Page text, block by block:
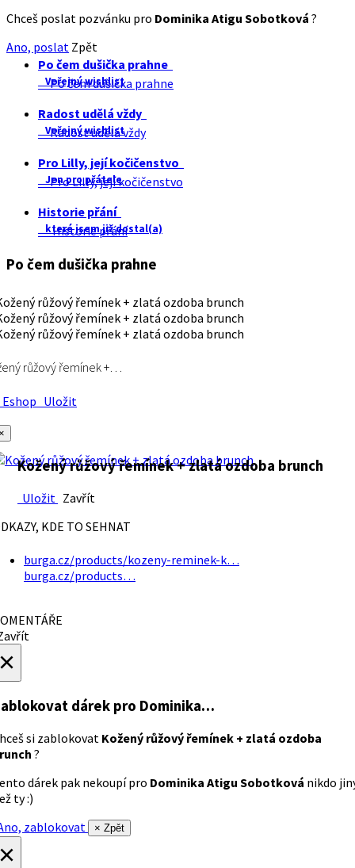
Chceš poslat pozvánku pro Dominika Atigu Sobotková ?
Ano, poslat Zpět
Po čem dušička prahne
Veřejný wishlist
Po čem dušička prahne
Radost udělá vždy
Veřejný wishlist
Radost udělá vždy
Pro Lilly, její kočičenstvo
Jen pro přátele
Pro Lilly, její kočičenstvo
Historie přání
které jsem již dostal(a)
Historie přání
Po čem dušička prahne
růžový řemínek +…
Uložit
Kožený růžový řemínek + zlatá ozdoba brunch
Uložit Zavřít
KDE TO SEHNAT
burga.cz/products/kozeny-reminek-k…
burga.cz/products…
dárek pro Dominika…
si zablokovat Kožený růžový řemínek + zlatá ozdoba
?
dárek pak nekoupí pro Dominika Atigu Sobotková nikdo
ty :)
zablokovat
× Zpět